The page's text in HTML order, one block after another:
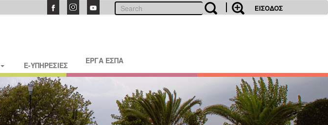
ΕΙΣΟΔΟΣ
E-ΥΠΗΡΕΣΙΕΣ ΕΡΓΑ ΕΣΠΑ